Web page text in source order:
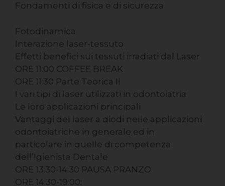
Fondamenti di fisica e di sicurezza
Fotodinamica
Interazione laser-tessuto
Effetti benefici sui tessuti irradiati dal Laser
ORE 11:00 COFFEE BREAK
ORE 11:30 Parte Teorica II
I vari tipi di laser utilizzati in odontoiatria
Le loro applicazioni principali
Vantaggi del laser a diodi nelle applicazioni
odontoiatriche in generale ed in
particolare in quelle di competenza
dell’Igienista Dentale
ORE 13:30-14:30 PAUSA PRANZO
ORE 14:30-19:00: